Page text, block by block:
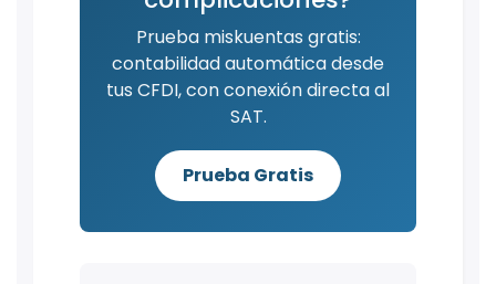
Prueba miskuentas gratis:
contabilidad automática desde
tus CFDI, con conexión directa al
SAT.
Prueba Gratis